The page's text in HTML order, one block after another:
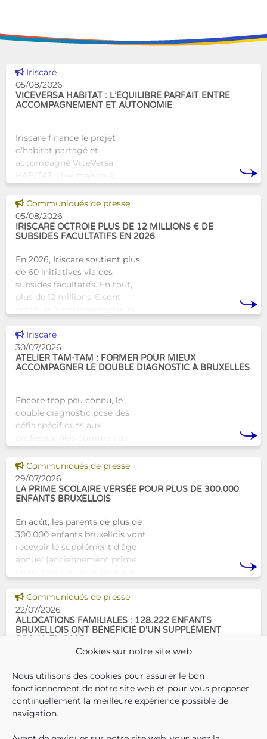
Cookies sur notre site web
Nous utilisons des cookies pour assurer le bon
fonctionnement de notre site web et pour vous proposer
continuellement la meilleure expérience possible de
navigation.
Voir cette news
Iriscare
05/08/2026
VICEVERSA HABITAT : L’ÉQUILIBRE PARFAIT ENTRE
ACCOMPAGNEMENT ET AUTONOMIE
Iriscare finance le projet
d'habitat partagé et
accompagné ViceVersa
HABITAT. Une maison à
alternative innovante et
humaine aux structures
d’hébergement traditionnel
Voir cette news
Communiqués de presse
05/08/2026
IRISCARE OCTROIE PLUS DE 12 MILLIONS € DE
SUBSIDES FACULTATIFS EN 2026
En 2026, Iriscare soutient plus
de 60 initiatives via des
subsides facultatifs. En tout,
plus de 12 millions € sont
travail au serv
Voir cette news
Iriscare
30/07/2026
ATELIER TAM-TAM : FORMER POUR MIEUX
ACCOMPAGNER LE DOUBLE DIAGNOSTIC À BRUXELLES
Encore trop peu connu, le
double diagnostic pose des
défis spécifiques aux
professionnels comme aux
Tam-Tam apporte une réponse
concrète avec une formation
dest
Voir cette news
Communiqués de presse
29/07/2026
LA PRIME SCOLAIRE VERSÉE POUR PLUS DE 300.000
ENFANTS BRUXELLOIS
En août, les parents de plus de
300.000 enfants bruxellois vont
recevoir le supplément d'âge
annuel (anciennement prime
commencer la
Voir cette news
Communiqués de presse
22/07/2026
ALLOCATIONS FAMILIALES : 128.222 ENFANTS
BRUXELLOIS ONT BÉNÉFICIÉ D’UN SUPPLÉMENT
En décembre 2025, 304.966
enfants bruxellois avaient droit
aux allocations familiales.
Parmi eux, 128.222
supplément social en plus du